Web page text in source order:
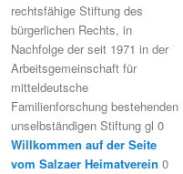
rechtsfähige Stiftung des
bürgerlichen Rechts, in
Nachfolge der seit 1971 in der
Arbeitsgemeinschaft für
mitteldeutsche
Familienforschung bestehenden
unselbständigen Stiftung gl 0
Willkommen auf der Seite
vom Salzaer Heimatverein 0